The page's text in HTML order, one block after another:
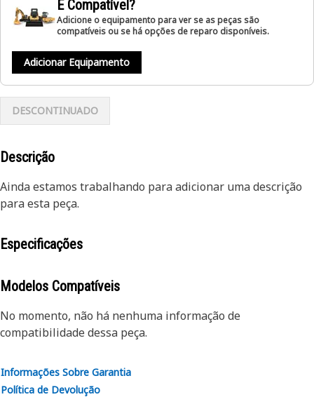
É Compatível?
Adicione o equipamento para ver se as peças são
compatíveis ou se há opções de reparo disponíveis.
Adicionar Equipamento
DESCONTINUADO
Descrição
Ainda estamos trabalhando para adicionar uma descrição
para esta peça.
Especificações
Modelos Compatíveis
No momento, não há nenhuma informação de
compatibilidade dessa peça.
Informações Sobre Garantia
Política de Devolução